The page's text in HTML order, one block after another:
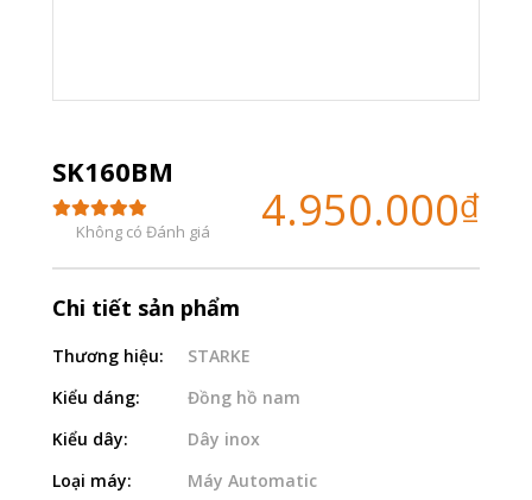
SK160BM
Không có Đánh giá 4.950.000₫
Chi tiết sản phẩm
Thương hiệu:
STARKE
Kiểu dáng:
Đồng hồ nam
Kiểu dây:
Dây inox
Loại máy:
Máy Automatic